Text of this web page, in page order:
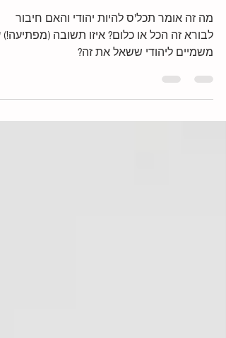
יהדות?)
מה זה אומר תכל'ס להיות יהודי והאם חיבור
לבורא זה הכל או כלום? איזו תשובה (מפתיעה!)
משמיים ליהודי ששאל את זה?